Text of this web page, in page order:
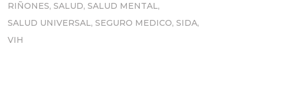
RIÑONES SALUD SALUD MENTAL
SALUD UNIVERSAL SEGURO MEDICO SIDA
VIH